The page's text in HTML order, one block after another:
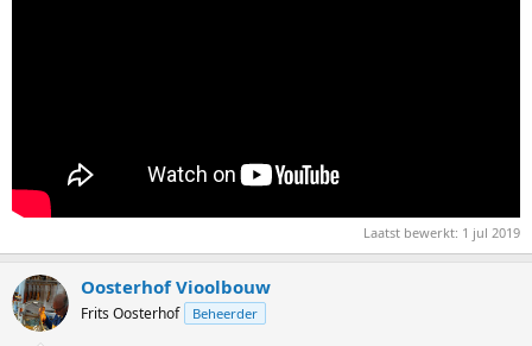
Laatst bewerkt: 1 jul 2019
Oosterhof Vioolbouw
Frits Oosterhof Beheerder